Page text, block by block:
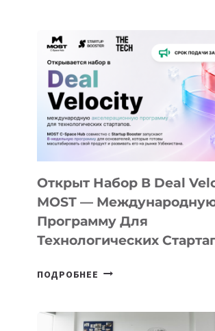
АЛМАТЫ:
AI
YOUTH
CAMP
ДАЛ
30
ПОДРОСТКАМ
БИЛЕТ
IT-
Открыт Набор В Deal
MOST —
Программу Для
Технологических
ПОДРОБНЕЕ ОТКРЫТ
DEAL